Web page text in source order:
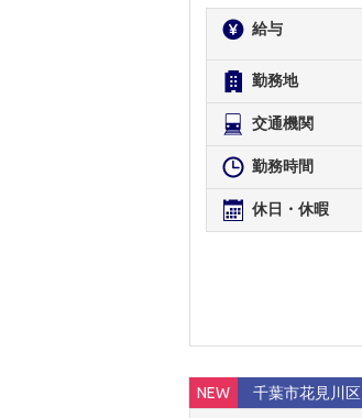
給与
勤務地
交通機関
勤務時間
休日・休暇
NEW 千葉市花見川区